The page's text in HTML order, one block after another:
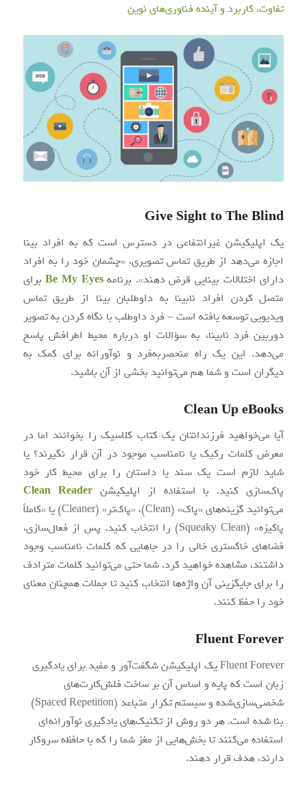
تفاوت، کاربرد و آینده فناوری‌های نوین
Give Sight to The Blind
یک اپلیکیشن غیرانتفاعی در دسترس است که به افراد بینا
اجازه می‌دهد از طریق تماس تصویری، «چشمان خود را به افراد
دارای اختلالات بینایی قرض دهند». برنامهBe My Eyesبرای
متصل کردن افراد نابینا به داوطلبان بینا از طریق تماس
ویدیویی توسعه یافته است – فرد داوطلب با نگاه کردن به تصویر
دوربین فرد نابینا، به سؤالات او درباره محیط اطرافش پاسخ
می‌دهد. این یک راه منحصر‌به‌فرد و نوآورانه برای کمک به
دیگران است و شما هم می‌توانید بخشی از آن باشید.
Clean Up eBooks
آیا می‌خواهید فرزندانتان یک کتاب کلاسیک را بخوانند اما در
معرض کلمات رکیک یا نامناسب موجود در آن قرار نگیرند؟ یا
شاید لازم است یک سند یا داستان را برای محیط کار خود
پاک‌سازی کنید. با استفاده از اپلیکیشنClean Reader
می‌توانید گزینه‌های «پاک» (Clean)، «پاک‌تر» (Cleaner) یا «کاملاً
پاکیزه» (Squeaky Clean) را انتخاب کنید. پس از فعال‌سازی،
فضاهای خاکستری خالی را در جاهایی که کلمات نامناسب وجود
داشتند، مشاهده خواهید کرد. شما حتی می‌توانید کلمات مترادف
را برای جایگزینی آن واژه‌ها انتخاب کنید تا جملات همچنان معنای
خود را حفظ کنند.
Fluent Forever
Fluent Forever یک اپلیکیشن شگفت‌آور و مفید برای یادگیری
زبان است که پایه و اساس آن بر ساخت فلش‌کارت‌های
شخصی‌سازی‌شده و سیستم تکرار متباعد (Spaced Repetition)
بنا شده است. هر دو روش از تکنیک‌های یادگیری نوآورانه‌ای
استفاده می‌کنند تا بخش‌هایی از مغز شما را که با حافظه سروکار
دارند، هدف قرار دهند.